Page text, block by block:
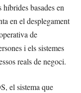
basades en
en el desplegament
de
i els sistemes
reals de negoci.
el sistema que